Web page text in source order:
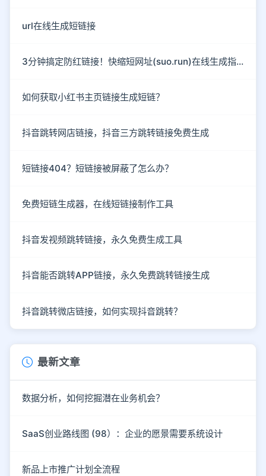
url在线生成短链接
3分钟搞定防红链接！快缩短网址(suo.run)在线生成指南
如何获取小红书主页链接生成短链？
抖音跳转网店链接，抖音三方跳转链接免费生成
短链接404？短链接被屏蔽了怎么办？
免费短链生成器，在线短链接制作工具
抖音发视频跳转链接，永久免费生成工具
抖音能否跳转APP链接，永久免费跳转链接生成
抖音跳转微店链接，如何实现抖音跳转？
最新文章
数据分析，如何挖掘潜在业务机会？
SaaS创业路线图 (98）：企业的愿景需要系统设计
新品上市推广计划全流程